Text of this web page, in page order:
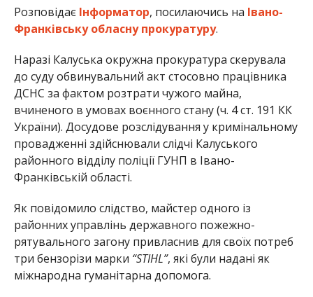
Розповідає Інформатор, посилаючись на Івано-
Франківську обласну прокуратуру.
Наразі Калуська окружна прокуратура скерувала
до суду обвинувальний акт стосовно працівника
ДСНС за фактом розтрати чужого майна,
вчиненого в умовах воєнного стану (ч. 4 ст. 191 КК
України). Досудове розслідування у кримінальному
провадженні здійснювали слідчі Калуського
районного відділу поліції ГУНП в Івано-
Франківській області.
Як повідомило слідство, майстер одного із
районних управлінь державного пожежно-
рятувального загону привласнив для своїх потреб
три бензорізи марки “STIHL”, які були надані як
міжнародна гуманітарна допомога.